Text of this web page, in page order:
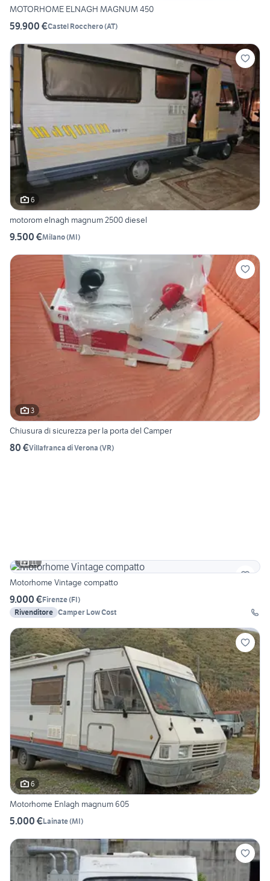
MOTORHOME ELNAGH MAGNUM 450
59.900 €Castel Rocchero(AT)
6
motorom elnagh magnum 2500 diesel
9.500 €Milano(MI)
3
Chiusura di sicurezza per la porta del Camper
80 €Villafranca di Verona (VR)
11
Motorhome Vintage compatto
9.000 €Firenze(FI)
Rivenditore Camper Low Cost
6
Motorhome Enlagh magnum 605
5.000 €Lainate(MI)